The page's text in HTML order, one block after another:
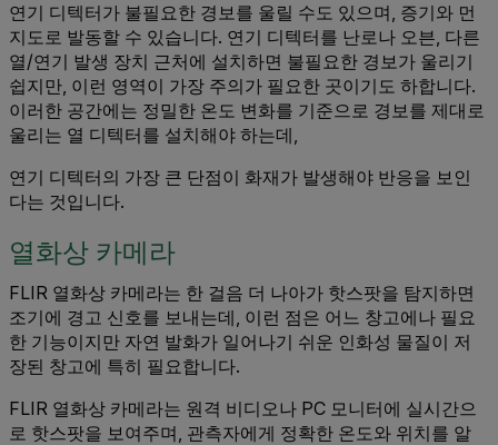
연기 디텍터가 불필요한 경보를 울릴 수도 있으며, 증기와 먼
지도로 발동할 수 있습니다. 연기 디텍터를 난로나 오븐, 다른
열/연기 발생 장치 근처에 설치하면 불필요한 경보가 울리기
쉽지만, 이런 영역이 가장 주의가 필요한 곳이기도 하합니다.
이러한 공간에는 정밀한 온도 변화를 기준으로 경보를 제대로
울리는 열 디텍터를 설치해야 하는데,
연기 디텍터의 가장 큰 단점이 화재가 발생해야 반응을 보인
다는 것입니다.
열화상 카메라
FLIR 열화상 카메라는 한 걸음 더 나아가 핫스팟을 탐지하면
조기에 경고 신호를 보내는데, 이런 점은 어느 창고에나 필요
한 기능이지만 자연 발화가 일어나기 쉬운 인화성 물질이 저
장된 창고에 특히 필요합니다.
FLIR 열화상 카메라는 원격 비디오나 PC 모니터에 실시간으
로 핫스팟을 보여주며, 관측자에게 정확한 온도와 위치를 알